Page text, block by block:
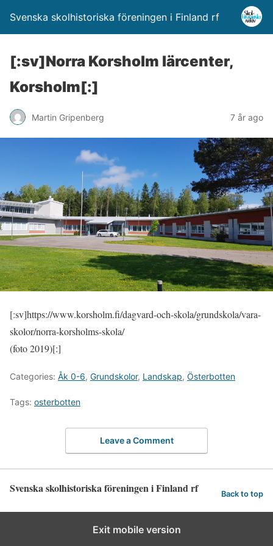
Svenska skolhistoriska föreningen i Finland rf
[:sv]Norra Korsholm lärcenter,
Korsholm[:]
Martin Gripenberg 7 år ago
[:sv]https://www.korsholm.fi/dagvard-och-skola/grundskola/vara-
skolor/norra-korsholms-skola/
(foto 2019)[:]
Categories: Åk 0-6, Grundskolor, Landskap, Österbotten
Tags: osterbotten
Leave a Comment
Svenska skolhistoriska föreningen i Finland rf Back to top
Exit mobile version